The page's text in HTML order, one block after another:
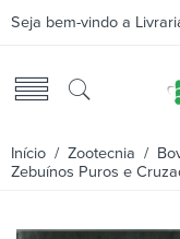
Seja bem-vindo a
Início / Zootecnia /
Zebuínos Puros e